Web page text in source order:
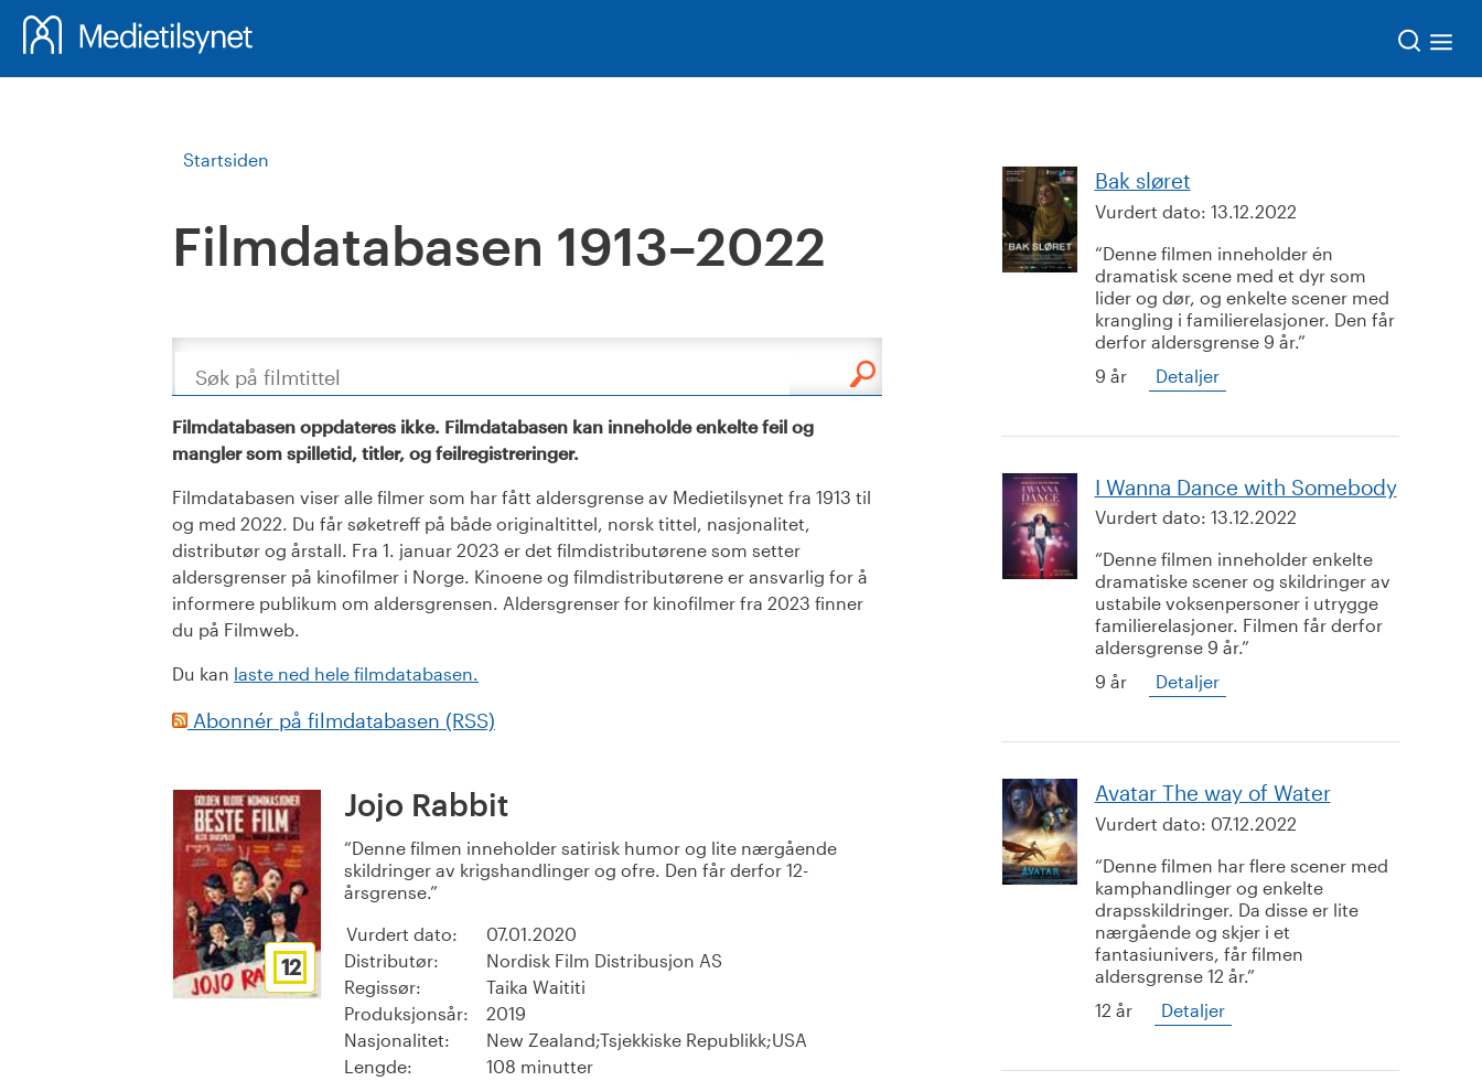
Startsiden
Filmdatabasen 1913–2022
Søk
Filmdatabasen oppdateres ikke. Filmdatabasen kan inneholde enkelte feil og
mangler som spilletid, titler, og feilregistreringer.
Filmdatabasen viser alle filmer som har fått aldersgrense av Medietilsynet fra 1913 til
og med 2022. Du får søketreff på både originaltittel, norsk tittel, nasjonalitet,
distributør og årstall. Fra 1. januar 2023 er det filmdistributørene som setter
aldersgrenser på kinofilmer i Norge. Kinoene og filmdistributørene er ansvarlig for å
informere publikum om aldersgrensen. Aldersgrenser for kinofilmer fra 2023 finner
du på Filmweb.
Du kan laste ned hele filmdatabasen.
Abonnér på filmdatabasen (RSS)
12
Jojo Rabbit
Denne filmen inneholder satirisk humor og lite nærgående
skildringer av krigshandlinger og ofre. Den får derfor 12-
årsgrense.
Vurdert dato:
07.01.2020
Distributør:
Nordisk Film Distribusjon AS
Regissør:
Taika Waititi
Produksjonsår:
2019
Nasjonalitet:
New Zealand;Tsjekkiske Republikk;USA
Lengde:
108 minutter
Bak sløret
Vurdert dato: 13.12.2022
Denne filmen inneholder én
dramatisk scene med et dyr som
lider og dør, og enkelte scener med
krangling i familierelasjoner. Den får
derfor aldersgrense 9 år.
9 år
Detaljer
I Wanna Dance with Somebody
Vurdert dato: 13.12.2022
Denne filmen inneholder enkelte
dramatiske scener og skildringer av
ustabile voksenpersoner i utrygge
familierelasjoner. Filmen får derfor
aldersgrense 9 år.
9 år
Detaljer
Avatar The way of Water
Vurdert dato: 07.12.2022
Denne filmen har flere scener med
kamphandlinger og enkelte
drapsskildringer. Da disse er lite
nærgående og skjer i et
fantasiunivers, får filmen
aldersgrense 12 år.
12 år
Detaljer